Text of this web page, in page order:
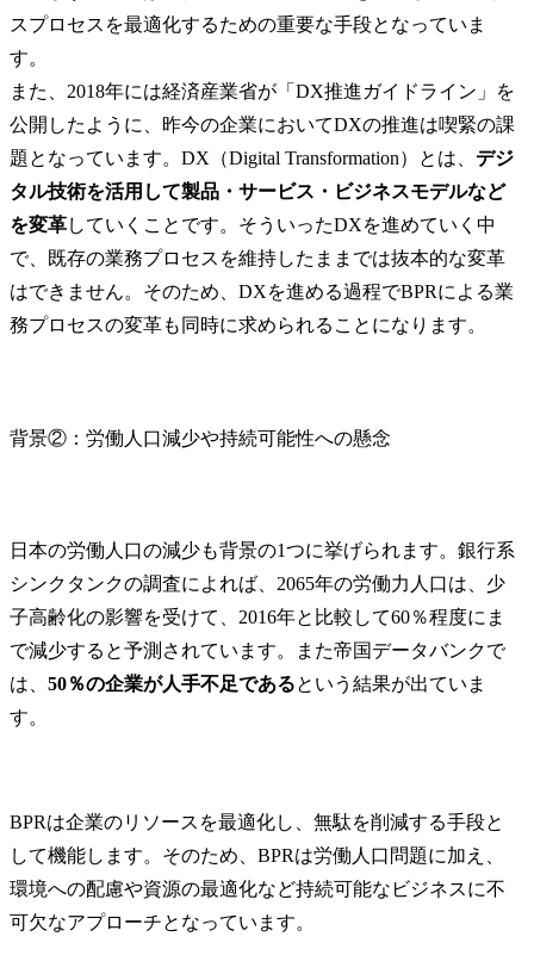
スプロセスを最適化するための重要な手段となっていま
す。
また、2018年には経済産業省が「DX推進ガイドライン」を
公開したように、昨今の企業においてDXの推進は喫緊の課
題となっています。DX（Digital Transformation）とは、 デジ
タル技術を活用して製品・サービス・ビジネスモデルなど
を変革していくことです。そういったDXを進めていく中
で、既存の業務プロセスを維持したままでは抜本的な変革
はできません。そのため、DXを進める過程でBPRによる業
務プロセスの変革も同時に求められることになります。
背景②：労働人口減少や持続可能性への懸念
日本の労働人口の減少も背景の1つに挙げられます。銀行系
シンクタンクの調査によれば、2065年の労働力人口は、少
子高齢化の影響を受けて、2016年と比較して60％程度にま
で減少すると予測されています。また帝国データバンクで
は、 50％の企業が人手不足であるという結果が出ていま
す。
BPRは企業のリソースを最適化し、無駄を削減する手段と
して機能します。そのため、BPRは労働人口問題に加え、
環境への配慮や資源の最適化など持続可能なビジネスに不
可欠なアプローチとなっています。